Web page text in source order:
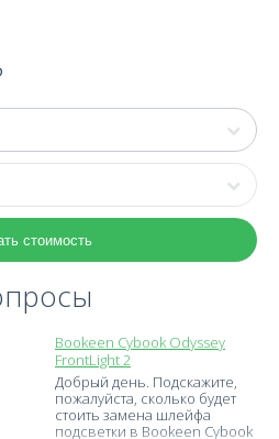
стоимость
Bookeen Cybook Odyssey
FrontLight 2
Добрый день. Подскажите,
пожалуйста, сколько будет
стоить замена шлейфа
подсветки в Bookeen Cybook